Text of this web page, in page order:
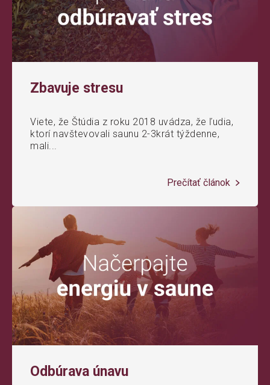
Zbavuje stresu
Viete, že Štúdia z roku 2018 uvádza, že ľudia,
ktorí navštevovali saunu 2-3krát týždenne,
mali...
Prečítať článok
Odbúrava únavu